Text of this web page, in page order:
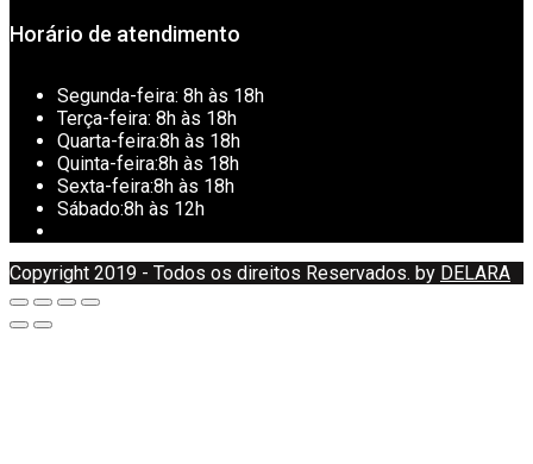
Horário de atendimento
Segunda-feira: 8h às 18h
Terça-feira: 8h às 18h
Quarta-feira:8h às 18h
Quinta-feira:8h às 18h
Sexta-feira:8h às 18h
Sábado:8h às 12h
Copyright 2019 - Todos os direitos Reservados. by DELARA